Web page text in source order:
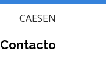
CAESEN
Contacto